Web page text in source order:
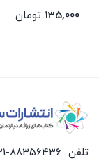
135,000 تومان
تلفن 88356436